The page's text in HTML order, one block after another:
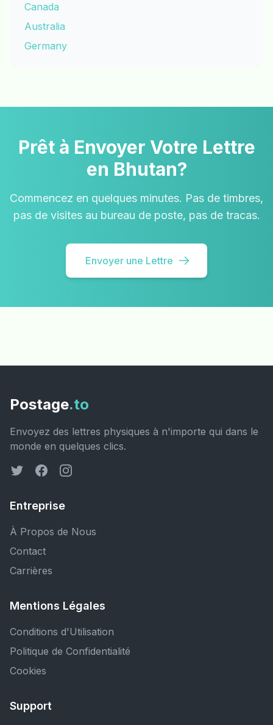
Canada
Australia
Germany
Prêt à Envoyer Votre Lettre
en Bhutan?
Commencez en quelques minutes. Pas de timbres,
pas de visites au bureau de poste, pas de tracas.
Envoyer une Lettre
Postage.to
Envoyez des lettres physiques à n'importe qui dans le
monde en quelques clics.
Entreprise
À Propos de Nous
Contact
Carrières
Mentions Légales
Conditions d'Utilisation
Politique de Confidentialité
Cookies
Support